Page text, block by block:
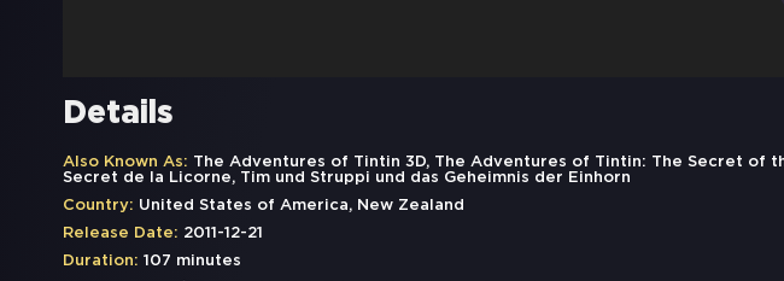
Details
Also Known As: The Adventures of Tintin 3D, The Adventures of Tintin: The Secret of
Secret de la Licorne, Tim und Struppi und das Geheimnis der Einhorn
Country: United States of America, New Zealand
Release Date: 2011-12-21
Duration: 107 minutes